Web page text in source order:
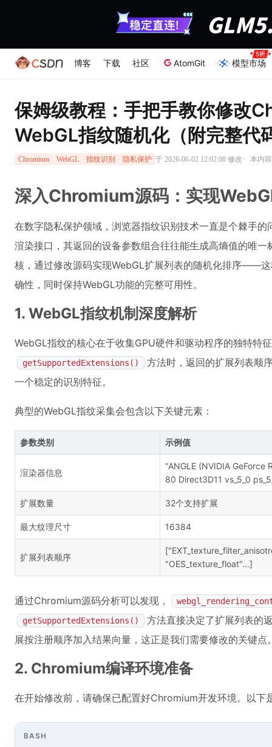
博客 下载 社区 AtomGit 模型市场
保姆级教程：手把手教你修改
WebGL指纹随机化（附完整代
Chromium WebGL 指纹识别 隐私保护 于 2026-06-02 12:02:08 修改· 本内
深入Chromium源码：实现
在数字隐私保护领域，浏览器指纹识别技术一直是个棘手
渲染接口，其返回的设备参数组合往往能生成高熵值的唯
核，通过修改源码实现WebGL扩展列表的随机化排序——
确性，同时保持WebGL功能的完整可用性。
1. WebGL指纹机制深度解析
WebGL指纹的核心在于收集GPU硬件和驱动程序的独特特
getSupportedExtensions()
方法时，返回的扩展列表顺
一个稳定的识别特征。
典型的WebGL指纹采集会包含以下关键元素：
参数类别 示例值
渲染器信息
"ANGLE (NVIDIA GeForce
80 Direct3D11 vs_5_0
扩展数量 32个支持扩展
最大纹理尺寸 16384
扩展列表顺序
"OES_texture_float"...]
通过Chromium源码分析可以发现，
getSupportedExtensions()
方法直接决定了扩展列表的
展按注册顺序加入结果向量，这正是我们需要修改的关键点
2. Chromium编译环境准备
在开始修改前，请确保已配置好Chromium开发环境。以下
BASH